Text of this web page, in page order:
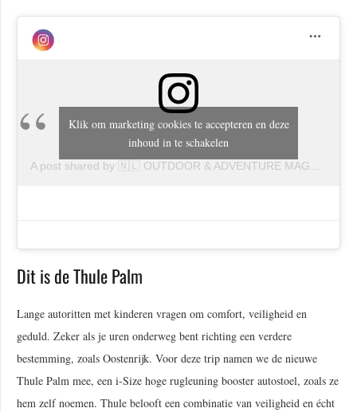
Klik om marketing cookies te accepteren en deze
inhoud in te schakelen
Dit is de Thule Palm
Lange autoritten met kinderen vragen om comfort, veiligheid en
geduld. Zeker als je uren onderweg bent richting een verdere
bestemming, zoals Oostenrijk. Voor deze trip namen we de nieuwe
Thule Palm mee, een i-Size hoge rugleuning booster autostoel, zoals ze
hem zelf noemen. Thule belooft een combinatie van veiligheid en écht